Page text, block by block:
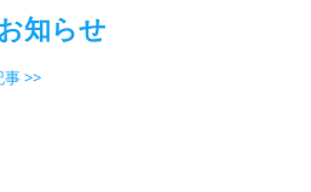
知らせ
>>